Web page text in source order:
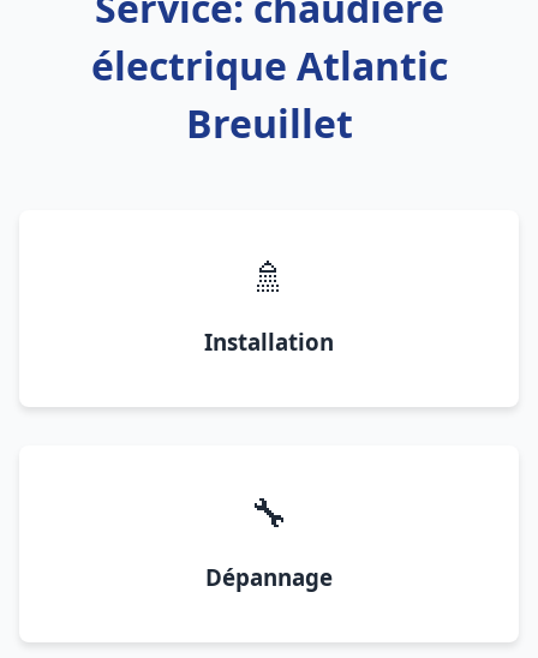
électrique Atlantic
Breuillet
🚿
Installation
🔧
Dépannage